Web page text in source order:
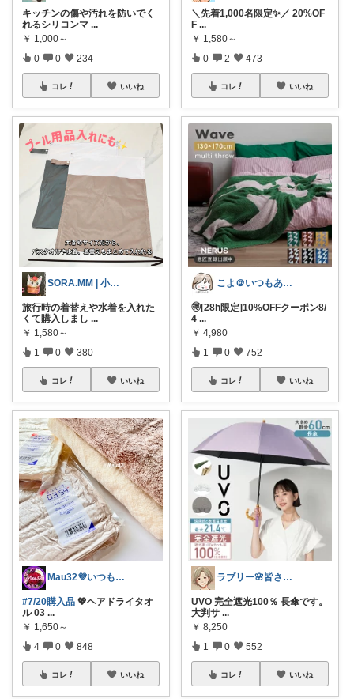
キッチンの傷や汚れを防いでく
れるシリコンマ ...
￥ 1,000～
0 0 234
コレ いいね
SORA.MM | 小学生姉妹ママ👭
旅行時の着替えや水着を入れた
くて購入しまし ...
￥ 1,580～
1 0 380
コレ いいね
Mau32💜いつも有難うございます😊
#7/20購入品 💖ヘアドライタオ
ル 03 ...
￥ 1,650～
4 0 848
コレ いいね
＼先着1,000名限定✨／ 20%OF
F ...
￥ 1,580～
0 2 473
コレ いいね
こよ＠いつもありがとう✨
🉐[28h限定]10%OFFクーポン8/
4 ...
￥ 4,980
1 0 752
コレ いいね
ラブリー🌸皆さんありがとう
UVO 完全遮光100％ 長傘です。
大判サ ...
￥ 8,250
1 0 552
コレ いいね